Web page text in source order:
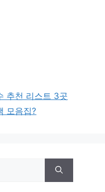
추천 리스트 3곳
모음집?